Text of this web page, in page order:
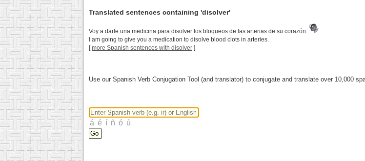
Translated sentences containing 'disolver'
Voy a darle una medicina para disolver los bloqueos de las arterias de su corazón.
I am going to give you a medication to disolve blood clots in arteries.
[more Spanish sentences with disolver ]
Use our Spanish Verb Conjugation Tool (and translator) to conjugate and translate over 10,000